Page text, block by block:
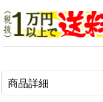
商品詳細